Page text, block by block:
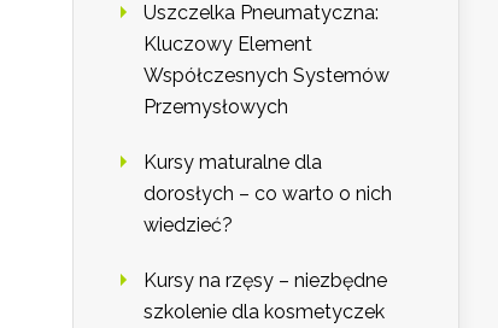
Uszczelka Pneumatyczna:
Kluczowy Element
Współczesnych Systemów
Przemysłowych
Kursy maturalne dla
dorosłych – co warto o nich
wiedzieć?
Kursy na rzęsy – niezbędne
szkolenie dla kosmetyczek